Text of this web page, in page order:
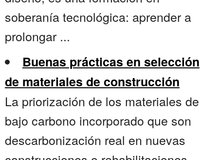
soberanía tecnológica: aprender a
prolongar ...
Buenas prácticas en selección
de materiales de construcción
La priorización de los materiales de
bajo carbono incorporado que son
descarbonización real en nuevas